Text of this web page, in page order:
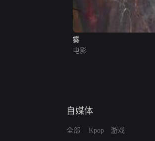
雾
电影
自媒体
全部 Kpop 游戏